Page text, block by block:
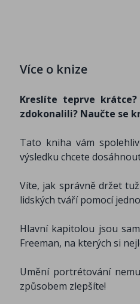
Více o knize
Kreslíte teprve
zdokonalili? Naučte se
Tato kniha vám
výsledku chcete
Víte, jak správně držet
lidských tváří pomocí
Hlavní kapitolou jsou
Freeman, na kterých si
Umění portrétování
způsobem zlepšíte!